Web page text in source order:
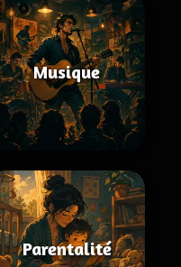
Musique
Parentalité